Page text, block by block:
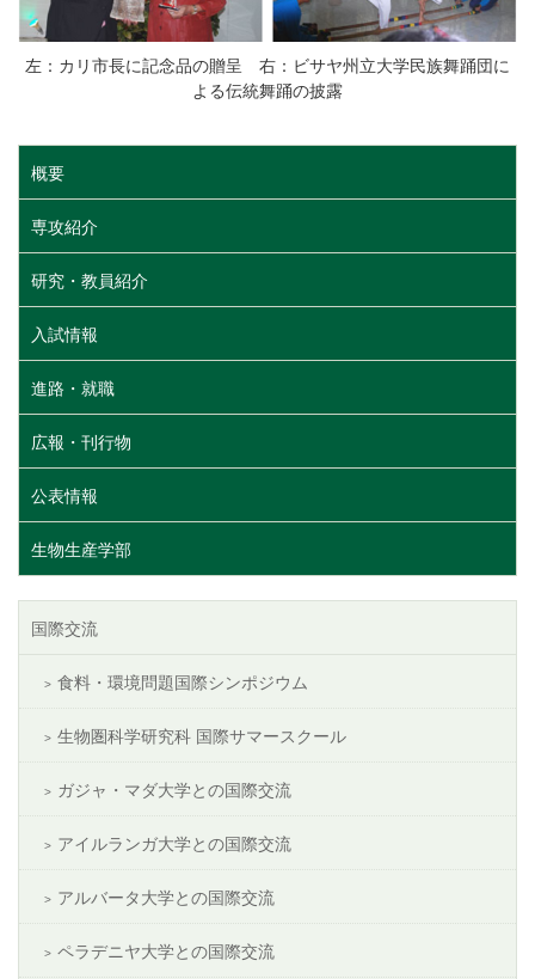
左：カリ市長に記念品の贈呈 右：ビサヤ州立大学民族舞踊団に
よる伝統舞踊の披露
概要
専攻紹介
研究・教員紹介
入試情報
進路・就職
広報・刊行物
公表情報
生物生産学部
国際交流
食料・環境問題国際シンポジウム
生物圏科学研究科 国際サマースクール
ガジャ・マダ大学との国際交流
アイルランガ大学との国際交流
アルバータ大学との国際交流
ペラデニヤ大学との国際交流